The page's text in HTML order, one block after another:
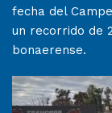
fecha del
un recorrido de
bonaerense.